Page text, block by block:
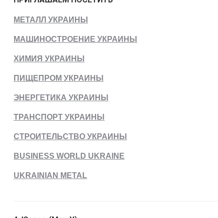
МЕТАЛЛ УКРАИНЫ
МАШИНОСТРОЕНИЕ УКРАИНЫ
ХИМИЯ УКРАИНЫ
ПИЩЕПРОМ УКРАИНЫ
ЭНЕРГЕТИКА УКРАИНЫ
ТРАНСПОРТ УКРАИНЫ
СТРОИТЕЛЬСТВО УКРАИНЫ
BUSINESS WORLD UKRAINE
UKRAINIAN METAL